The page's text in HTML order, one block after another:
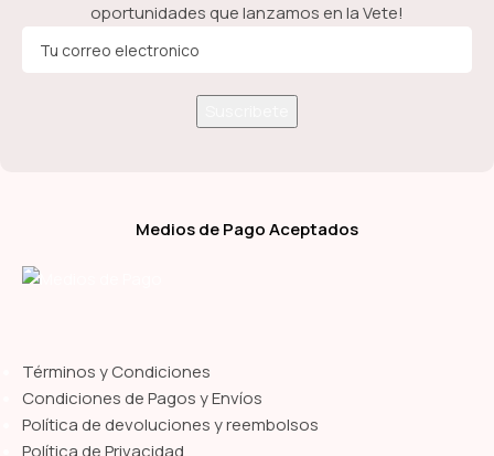
oportunidades que lanzamos en la Vete!
Medios de Pago Aceptados
Términos y Condiciones
Condiciones de Pagos y Envíos
Política de devoluciones y reembolsos
Política de Privacidad